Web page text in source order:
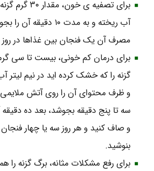
برای تصفیه‌ ی
آب ریخته و به مدت ۱۰
مصرف آن یک فنجان بین غذاها در
برای درمان کم‌ خونی، بیست تا سی
گزنه را که خشک کرده‌ اید در نیم لیتر
و ظرف محتوای آن را روی آتش ملایمی
سه تا پنج دقیقه بجوشد، بعد ده دقیقه
و صاف کنید و هر روز سه یا چهار فنجان
بنوشید.
برای رفع مشکلات مثانه، برگ گزنه را